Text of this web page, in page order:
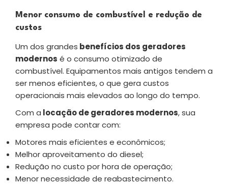
Menor consumo de combustível e redução de
custos
Um dos grandes benefícios dos geradores
modernos é o consumo otimizado de
combustível. Equipamentos mais antigos tendem a
ser menos eficientes, o que gera custos
operacionais mais elevados ao longo do tempo.
Com a locação de geradores modernos, sua
empresa pode contar com:
Motores mais eficientes e econômicos;
Melhor aproveitamento do diesel;
Redução no custo por hora de operação;
Menor necessidade de reabastecimento.